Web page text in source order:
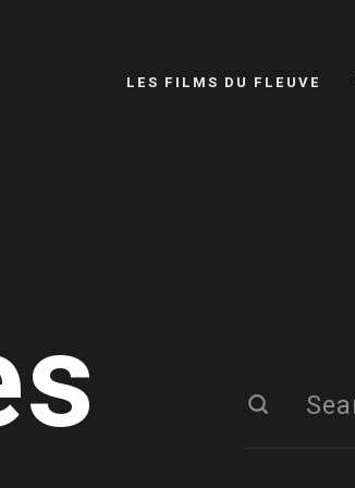
LES FILMS DU FLEUVE